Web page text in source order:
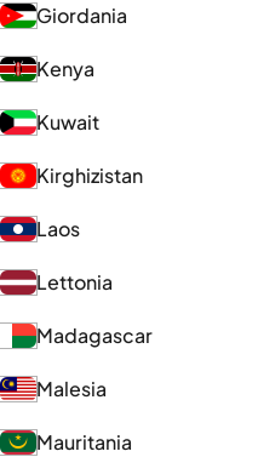
Giordania
Kenya
Kuwait
Kirghizistan
Laos
Lettonia
Madagascar
Malesia
Mauritania